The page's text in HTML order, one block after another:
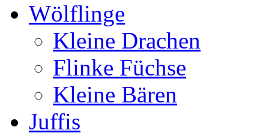
Wölflinge
Kleine Drachen
Flinke Füchse
Kleine Bären
Juffis